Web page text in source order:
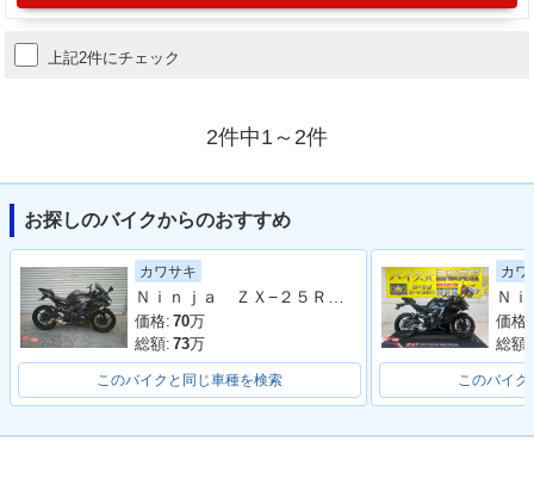
上記2件にチェック
2件中1～2件
お探しのバイクからのおすすめ
カワサキ
価格: 70万
総額: 73万
このバイクと同じ車種を検索
カワ
価格:
総額:
このバイ